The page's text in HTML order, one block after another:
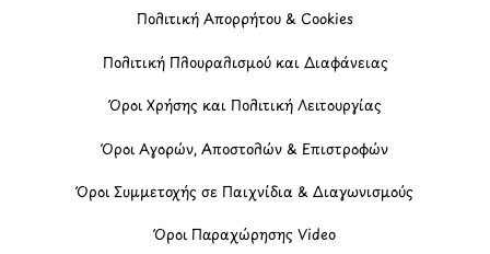
Πολιτική Απορρήτου & Cookies
Πολιτική Πλουραλισμού και Διαφάνειας
Όροι Χρήσης και Πολιτική Λειτουργίας
Όροι Αγορών, Αποστολών & Επιστροφών
Όροι Συμμετοχής σε Παιχνίδια & Διαγωνισμούς
Όροι Παραχώρησης Video